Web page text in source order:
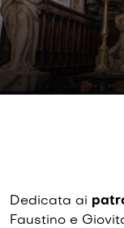
Dedicata ai
Faustino e